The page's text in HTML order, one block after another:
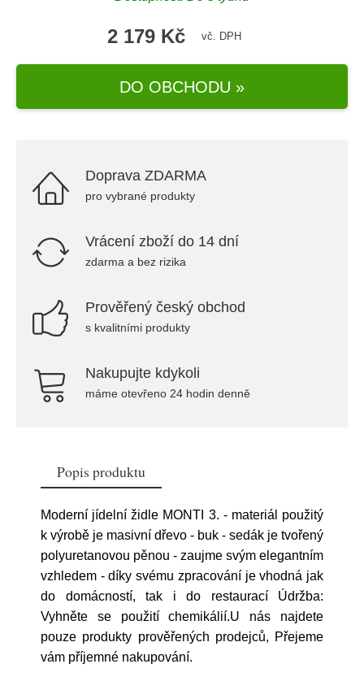
2 179 Kč vč. DPH
DO OBCHODU »
Doprava ZDARMA
pro vybrané produkty
Vrácení zboží do 14 dní
zdarma a bez rizika
Prověřený český obchod
s kvalitními produkty
Nakupujte kdykoli
máme otevřeno 24 hodin denně
Popis produktu
Moderní jídelní židle MONTI 3. - materiál použitý
k výrobě je masivní dřevo - buk - sedák je tvořený
polyuretanovou pěnou - zaujme svým elegantním
vzhledem - díky svému zpracování je vhodná jak
do domácností, tak i do restaurací Údržba:
Vyhněte se použití chemikálií.U nás najdete
pouze produkty prověřených prodejců, Přejeme
vám příjemné nakupování.